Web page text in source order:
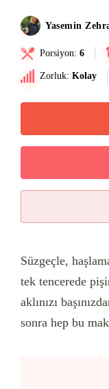
Yasemin
Porsiyon: 6
Zorluk: Kolay
Süzgeçle,
tek tencerede
aklınızı
sonra hep bu